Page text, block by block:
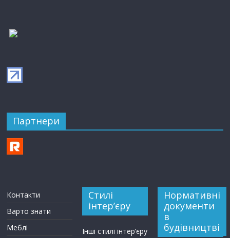
Партнери
Контакти
Варто знати
Меблі
Стилі
інтер’єру
Інші стилі інтер’єру
Нормативні
документи
в
будівництві